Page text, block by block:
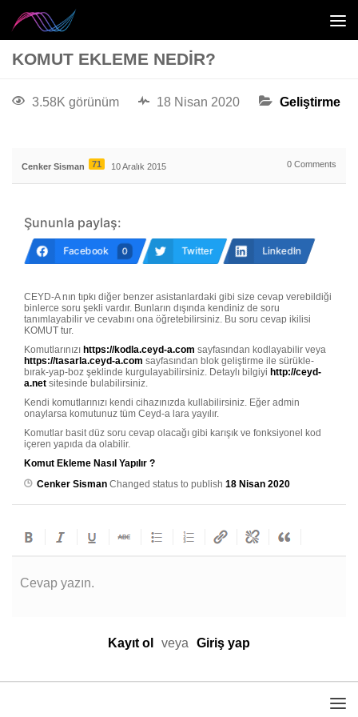
KOMUT EKLEME NEDIR?
3.58K görünüm 18 Nisan 2020 Geliştirme
Cenker Sisman 71 10 Aralık 2015 0 Comments
Şununla paylaş:
Facebook 0 Twitter LinkedIn
CEYD-A nın tıpkı diğer benzer asistanlardaki gibi size cevap verebildiği
binlerce soru şekli vardır. Bunların dışında kendiniz de soru
tanımlayabilir ve cevabını ona öğretebilirsiniz. Bu soru cevap ikilisi
KOMUT tur.
Komutlarınızı https://kodla.ceyd-a.com sayfasından kodlayabilir veya
https://tasarla.ceyd-a.com sayfasından blok geliştirme ile sürükle-
bırak-yap-boz şeklinde kurgulayabilirsiniz. Detaylı bilgiyi http://ceyd-
a.net sitesinde bulabilirsiniz.
Kendi komutlarınızı kendi cihazınızda kullabilirsiniz. Eğer admin
onaylarsa komutunuz tüm Ceyd-a lara yayılır.
Komutlar basit düz soru cevap olacağı gibi karışık ve fonksiyonel kod
içeren yapıda da olabilir.
Komut Ekleme Nasıl Yapılır ?
Cenker Sisman Changed status to publish 18 Nisan 2020
Cevap yazın.
Kayıt ol veya Giriş yap